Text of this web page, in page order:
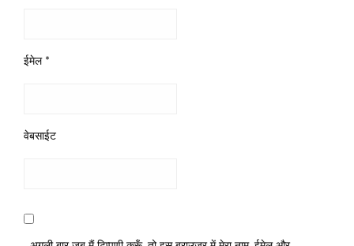
ईमेल *
वेबसाईट